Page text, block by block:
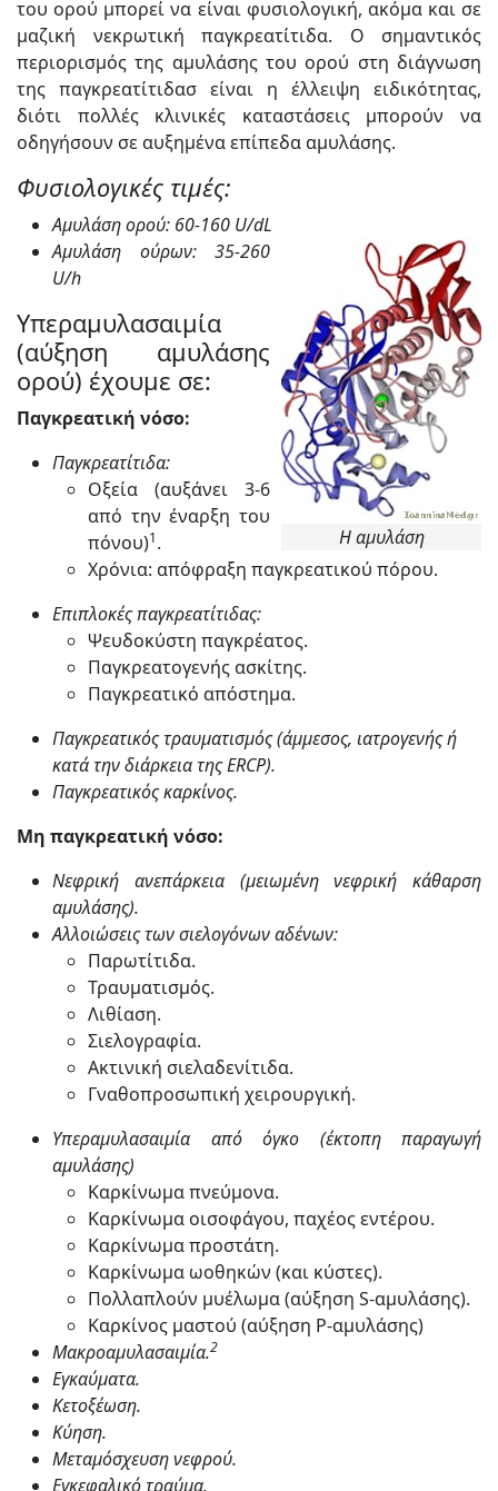
του ορού μπορεί να είναι φυσιολογική, ακόμα και σε
μαζική νεκρωτική παγκρεατίτιδα. Ο σημαντικός
περιορισμός της αμυλάσης του ορού στη διάγνωση
της παγκρεατίτιδασ είναι η έλλειψη ειδικότητας,
διότι πολλές κλινικές καταστάσεις μπορούν να
οδηγήσουν σε αυξημένα επίπεδα αμυλάσης.
Φυσιολογικές τιμές:
Αμυλάση ορού: 60-160 U/dL
Η αμυλάση
Αμυλάση ούρων: 35-260
U/h
Υπεραμυλασαιμία
(αύξηση αμυλάσης
ορού) έχουμε σε:
Παγκρεατική νόσο:
Παγκρεατίτιδα:
Οξεία (αυξάνει 3-6
από την έναρξη του
πόνου)1.
Χρόνια: απόφραξη παγκρεατικού πόρου.
Επιπλοκές παγκρεατίτιδας:
Ψευδοκύστη παγκρέατος.
Παγκρεατογενής ασκίτης.
Παγκρεατικό απόστημα.
Παγκρεατικός τραυματισμός (άμμεσος, ιατρογενής ή
κατά την διάρκεια της ERCP).
Παγκρεατικός καρκίνος.
Μη παγκρεατική νόσο:
Νεφρική ανεπάρκεια (μειωμένη νεφρική κάθαρση
αμυλάσης).
Αλλοιώσεις των σιελογόνων αδένων:
Παρωτίτιδα.
Τραυματισμός.
Λιθίαση.
Σιελογραφία.
Ακτινική σιελαδενίτιδα.
Γναθοπροσωπική χειρουργική.
Υπεραμυλασαιμία από όγκο (έκτοπη παραγωγή
αμυλάσης)
Καρκίνωμα πνεύμονα.
Καρκίνωμα οισοφάγου, παχέος εντέρου.
Καρκίνωμα προστάτη.
Καρκίνωμα ωοθηκών (και κύστες).
Πολλαπλούν μυέλωμα (αύξηση S-αμυλάσης).
Καρκίνος μαστού (αύξηση P-αμυλάσης)
Μακροαμυλασαιμία.2
Εγκαύματα.
Κετοξέωση.
Κύηση.
Μεταμόσχευση νεφρού.
Εγκεφαλικό τραύμα.